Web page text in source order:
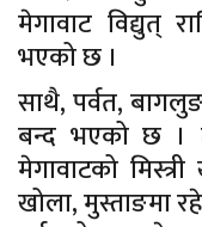
मेगावाट विद्युत्
भएको छ ।
साथै, पर्वत,
बन्द भएको छ ।
मेगावाटको
खोला, मुस्ताङमा